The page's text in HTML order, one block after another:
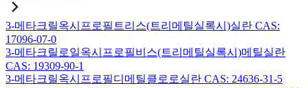
3-메타크릴옥시프로필트리스(트리메틸실록시)실란 CAS:
17096-07-0
3-메타크릴로일옥시프로필비스(트리메틸실록시)메틸실란
CAS: 19309-90-1
3-메타크릴옥시프로필디메틸클로로실란 CAS: 24636-31-5